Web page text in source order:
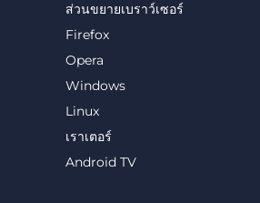
ส่วนขยายเบราว์เซอร์
Firefox
Opera
Windows
Linux
เราเตอร์
Android TV